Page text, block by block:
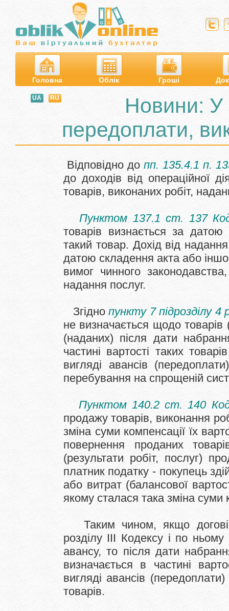
Головна Облік Гроші
UA RU
Новини: У
передоплати,
Відповідно до пп. 135.4.1 п.
до доходів від операційної
товарів, виконаних робіт,
Пунктом 137.1 ст. 137
товарів визнається за
такий товар. Дохід від
датою складення акта або
вимог чинного
надання послуг.
Згіднопункту 7 підрозділу 4
не визначається щодо товарів
(наданих) після дати
частині вартості таких
вигляді авансів
перебування на спрощеній
Пунктом 140.2 ст. 140
продажу товарів, виконання
зміна суми компенсації їх
повернення проданих
(результати робіт, послуг)
платник податку - покупець
або витрат (балансової
якому сталася така зміна суми
Таким чином, якщо
розділу III Кодексу і по
авансу, то після дати
визначається в частині
вигляді авансів
товарів.